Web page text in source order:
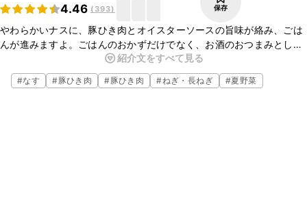
4.46 ( 393) 保存
やわらかいナスに、豚ひき肉とオイスターソースの旨味が絡み、ごは
んが進みますよ。ごはんのおかずだけでなく、お酒のおつまみとして
もぴったりです。忙しい時でも簡単にパパッと作れるので、ぜひ作っ
てみてくださいね。
紹介文をすべて見る
#なす #豚ひき肉 #豚ひき肉 #ねぎ・長ねぎ #夏野菜